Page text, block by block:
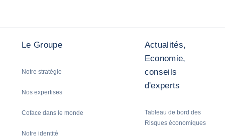
Le Groupe
Notre stratégie
Nos expertises
Coface dans le monde
Notre identité
Actualités,
Economie,
conseils
d'experts
Tableau de bord des
Risques économiques